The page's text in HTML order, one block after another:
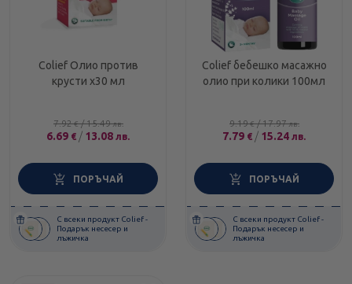
Colief Олио против
крусти x30 мл
7.92€ / 15.49лв.
6.69 € / 13.08 лв.
ПОРЪЧАЙ
С всеки продукт Colief -
Подарък несесер и
лъжичка
Colief бебешко масажно
олио при колики 100мл
9.19€ / 17.97лв.
7.79 € / 15.24 лв.
ПОРЪЧАЙ
С всеки продукт Colief -
Подарък несесер и
лъжичка